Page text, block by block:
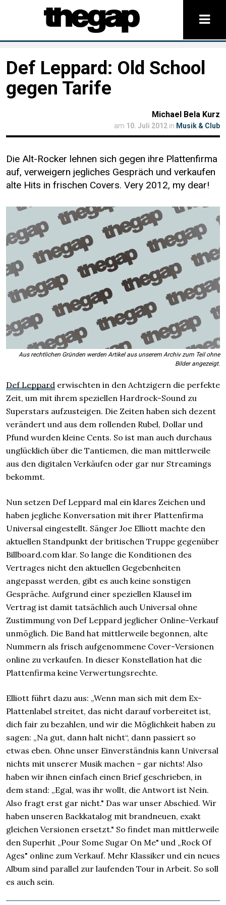
Def Leppard: Old School
gegen Tarife
Michael Bela Kurz
am 10. Juli 2012 in Musik & Club
Die Alt-Rocker lehnen sich gegen ihre Plattenfirma
auf, verweigern jegliches Gespräch und verkaufen
alte Hits in frischen Covers. Very 2012, my dear!
Aus rechtlichen Gründen werden Artikel aus unserem Archiv zum Teil ohne
Bilder angezeigt.
Def Leppard erwischten in den Achtzigern die perfekte
Zeit, um mit ihrem speziellen Hardrock-Sound zu
Superstars aufzusteigen. Die Zeiten haben sich dezent
verändert und aus dem rollenden Rubel, Dollar und
Pfund wurden kleine Cents. So ist man auch durchaus
unglücklich über die Tantiemen, die man mittlerweile
aus den digitalen Verkäufen oder gar nur Streamings
bekommt.
Nun setzen Def Leppard mal ein klares Zeichen und
haben jegliche Konversation mit ihrer Plattenfirma
Universal eingestellt. Sänger Joe Elliott machte den
aktuellen Standpunkt der britischen Truppe gegenüber
Billboard.com klar. So lange die Konditionen des
Vertrages nicht den aktuellen Gegebenheiten
angepasst werden, gibt es auch keine sonstigen
Gespräche. Aufgrund einer speziellen Klausel im
Vertrag ist damit tatsächlich auch Universal ohne
Zustimmung von Def Leppard jeglicher Online-Verkauf
unmöglich. Die Band hat mittlerweile begonnen, alte
Nummern als frisch aufgenommene Cover-Versionen
online zu verkaufen. In dieser Konstellation hat die
Plattenfirma keine Verwertungsrechte.
Elliott führt dazu aus: „Wenn man sich mit dem Ex-
Plattenlabel streitet, das nicht darauf vorbereitet ist,
dich fair zu bezahlen, und wir die Möglichkeit haben zu
sagen: „Na gut, dann halt nicht“, dann passiert so
etwas eben. Ohne unser Einverständnis kann Universal
nichts mit unserer Musik machen – gar nichts! Also
haben wir ihnen einfach einen Brief geschrieben, in
dem stand: „Egal, was ihr wollt, die Antwort ist Nein.
Also fragt erst gar nicht." Das war unser Abschied. Wir
haben unseren Backkatalog mit brandneuen, exakt
gleichen Versionen ersetzt." So findet man mittlerweile
den Superhit „Pour Some Sugar On Me" und „Rock Of
Ages" online zum Verkauf. Mehr Klassiker und ein neues
Album sind parallel zur laufenden Tour in Arbeit. So soll
es auch sein.